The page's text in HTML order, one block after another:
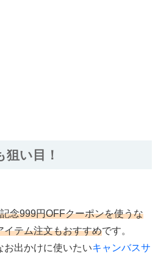
い目！
念999円OFFクーポンを使うな
イテム注文もおすすめです。
お出かけに使いたいキャンバスサ